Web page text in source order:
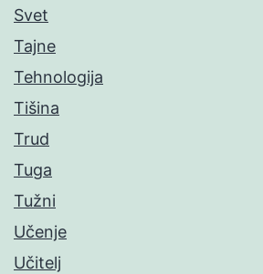
Svet
Tajne
Tehnologija
Tišina
Trud
Tuga
Tužni
Učenje
Učitelj